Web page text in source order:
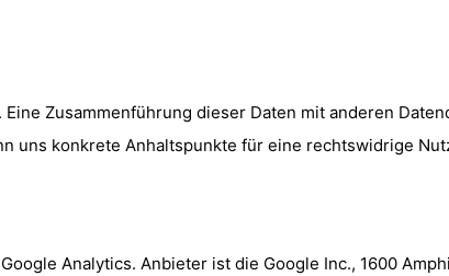
Zusammenführung dieser Daten mit anderen
uns konkrete Anhaltspunkte für eine rechtswidrige
Analytics. Anbieter ist die Google Inc., 1600